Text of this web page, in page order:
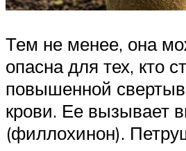
Тем не менее, она
опасна для тех, кто
повышенной
крови. Ее вызывает
(филлохинон).